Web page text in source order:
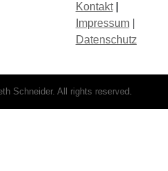
Kontakt|
Impressum|
Datenschutz
Schneider. All rights reserved.